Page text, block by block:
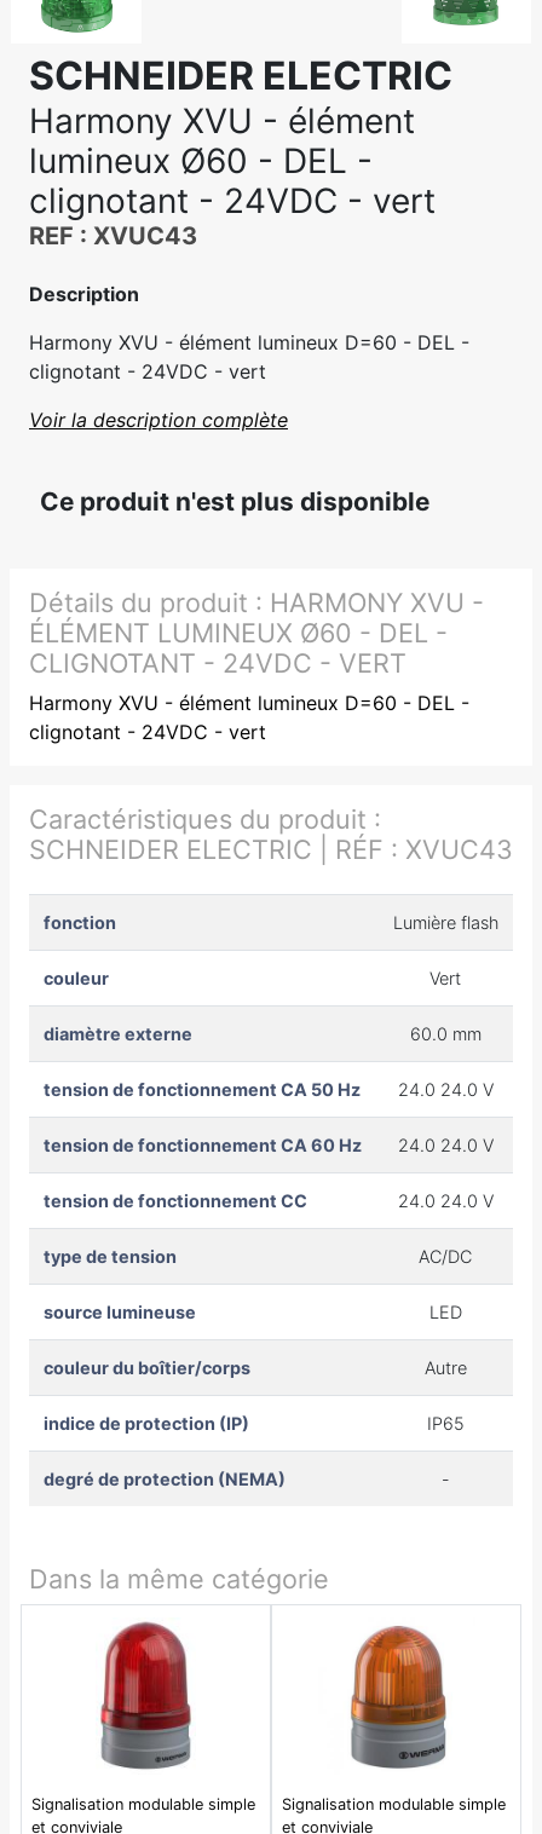
SCHNEIDER ELECTRIC
Harmony XVU - élément
lumineux Ø60 - DEL -
clignotant - 24VDC - vert
REF : XVUC43
Description
Harmony XVU - élément lumineux D=60 - DEL -
clignotant - 24VDC - vert
Voir la description complète
Ce produit n'est plus disponible
Détails du produit : HARMONY XVU -
ÉLÉMENT LUMINEUX Ø60 - DEL -
CLIGNOTANT - 24VDC - VERT
Harmony XVU - élément lumineux D=60 - DEL -
clignotant - 24VDC - vert
Caractéristiques du produit :
SCHNEIDER ELECTRIC | RÉF : XVUC43
fonction Lumière flash
couleur Vert
diamètre externe 60.0 mm
tension de fonctionnement CA 50 Hz 24.0 24.0 V
tension de fonctionnement CA 60 Hz 24.0 24.0 V
tension de fonctionnement CC 24.0 24.0 V
type de tension AC/DC
source lumineuse LED
couleur du boîtier/corps Autre
indice de protection (IP) IP65
degré de protection (NEMA) -
Dans la même catégorie
Signalisation modulable simple
et conviviale
Signalisation modulable simple
et conviviale